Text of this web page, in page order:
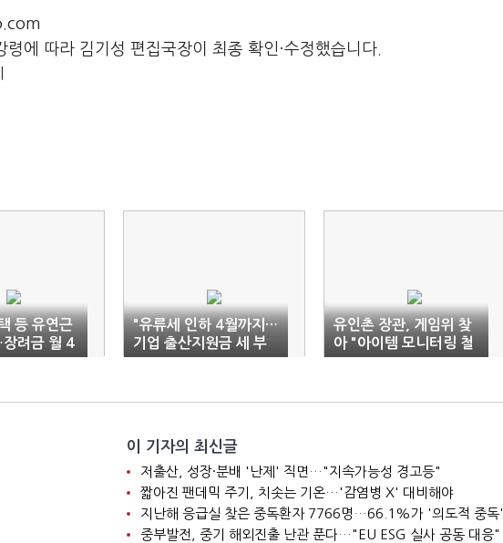
에 따라 김기성 편집국장이 최종 확인·수정했습니다.
등 유연근
려금 월 4
"유류세 인하 4월까지…
기업 출산지원금 세 부
담 없도록"
유인촌 장관, 게임위 찾
아 "아이템 모니터링 철
저" 당부
이 기자의 최신글
저출산, 성장·분배 '난제' 직면…"지속가능성 경고등"
짧아진 팬데믹 주기, 치솟는 기온…'감염병 X' 대비해야
지난해 응급실 찾은 중독환자 7766명…66.1%가 '의도적 중독'
중부발전, 중기 해외진출 난관 푼다…"EU ESG 실사 공동 대응"